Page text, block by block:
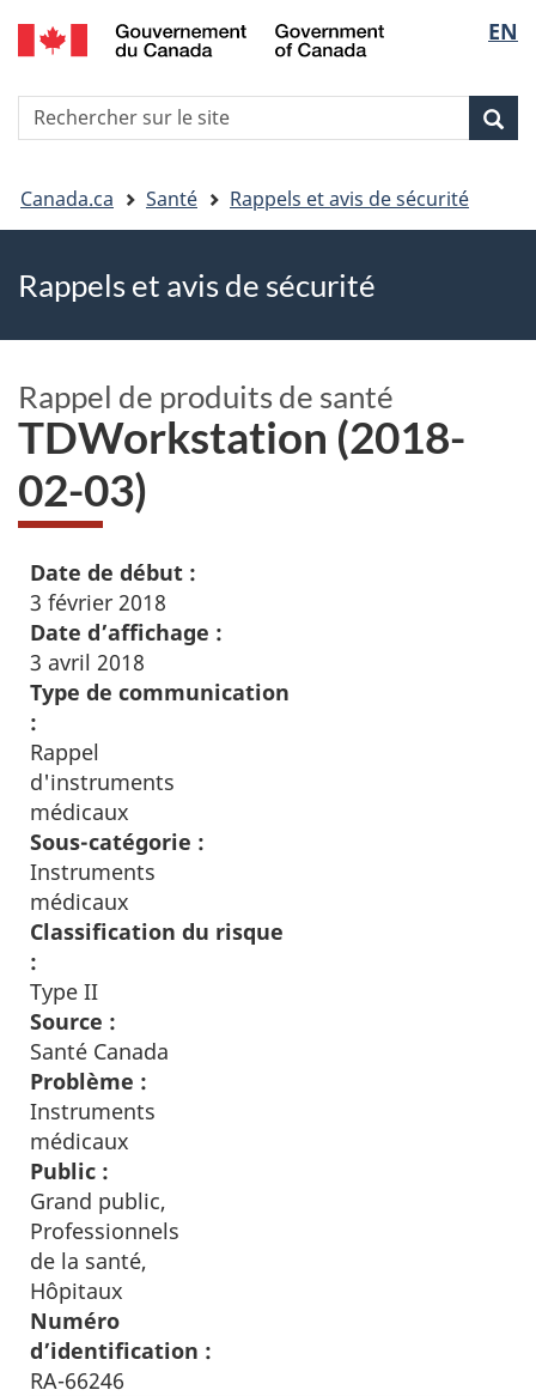
Skip
to
Skip
to
Passer
à
HTML
de
la
EN
Recherche
Vous
êtes
ici
Canada.ca Santé Rappels et avis de sécurité
Rappels et avis de sécurité
Rappel de produits de santé
TDWorkstation (2018-
02-03)
Date de début :
3 février 2018
Date d’affichage :
3 avril 2018
Type de communication
:
Rappel
d'instruments
médicaux
Sous-catégorie :
Instruments
médicaux
Classification du risque
:
Type II
Source :
Santé Canada
Problème :
Instruments
médicaux
Public :
Grand public,
Professionnels
de la santé,
Hôpitaux
Numéro
d’identification :
RA-66246